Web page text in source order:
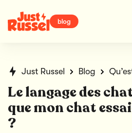
blog
Just Russel Blog
Le langage des
que mon chat
?